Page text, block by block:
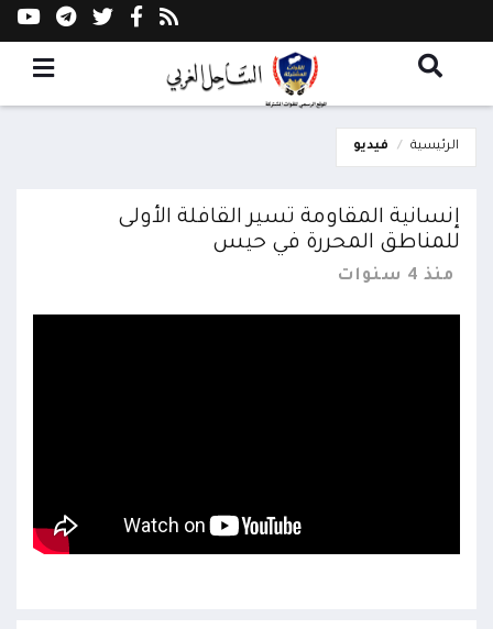
الرئيسية فيديو
إنسانية المقاومة تسير القافلة الأولى
للمناطق المحررة في حيس
منذ 4 سنوات